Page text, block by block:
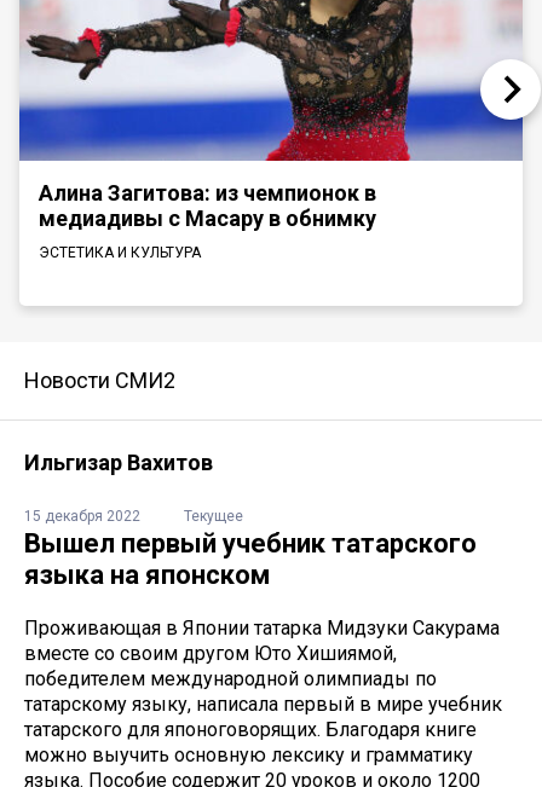
Алина Загитова: из чемпионок в
медиадивы с Масару в обнимку
ЭСТЕТИКА И КУЛЬТУРА
Новости СМИ2
Ильгизар Вахитов
15 декабря 2022 Текущее
Вышел первый учебник татарского
языка на японском
Проживающая в Японии татарка Мидзуки Сакурама
вместе со своим другом Юто Хишиямой,
победителем международной олимпиады по
татарскому языку, написала первый в мире учебник
татарского для японоговорящих. Благодаря книге
можно выучить основную лексику и грамматику
языка. Пособие содержит 20 уроков и около 1200